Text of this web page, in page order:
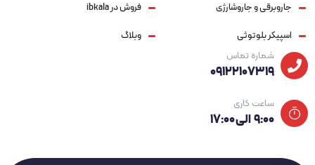
جاروبرقی و جاروشارژی
اسپیکر بلوتوثی
فروش در ibkala
وبلاگ
شماره تماس
09122107319
ساعت کاری
۹:۰۰ الی ۱۷:۰۰